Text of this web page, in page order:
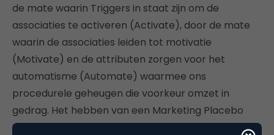
de mate waarin Triggers in staat zijn om de
associaties te activeren (Activate), door de mate
waarin de associaties leiden tot motivatie
(Motivate) en de attributen zorgen voor het
automatisme (Automate) waarmee ons
procedurele geheugen die voorkeur omzet in
gedrag. Het hebben van een Marketing Placebo
Effect door een merk lijkt dus pas te worden